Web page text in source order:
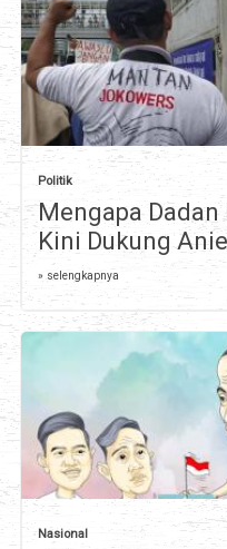
Politik
Mengapa
Kini Dukung
» selengkapnya
Nasional